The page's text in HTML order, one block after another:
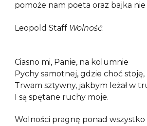
pomoże nam poeta oraz bajka nie
Leopold Staff Wolność:
Ciasno mi, Panie, na kolumnie
Pychy samotnej, gdzie choć stoję,
Trwam sztywny, jakbym leżał w
I są spętane ruchy moje.
Wolności pragnę ponad wszystko